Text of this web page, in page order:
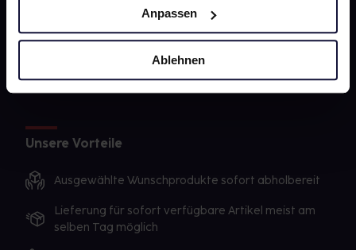
Anpassen
Ablehnen
Impressum
Unsere Vorteile
Ausgewählte Wunschprodukte sofort abholbereit
Lieferung für sofort verfügbare Artikel meist am
selben Tag möglich